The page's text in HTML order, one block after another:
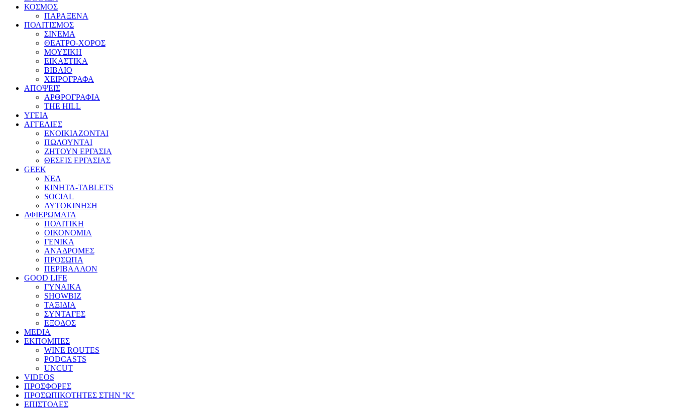
ΚΟΣΜΟΣ
ΠΑΡΑΞΕΝΑ
ΠΟΛΙΤΙΣΜΟΣ
ΣΙΝΕΜΑ
ΘΕΑΤΡΟ-ΧΟΡΟΣ
ΜΟΥΣΙΚΗ
ΕΙΚΑΣΤΙΚΑ
ΒΙΒΛΙΟ
ΧΕΙΡΟΓΡΑΦΑ
ΑΠΟΨΕΙΣ
ΑΡΘΡΟΓΡΑΦΙΑ
THE HILL
ΥΓΕΙΑ
ΑΓΓΕΛΙΕΣ
ΕΝΟΙΚΙΑΖΟΝΤΑΙ
ΠΩΛΟΥΝΤΑΙ
ΖΗΤΟΥΝ ΕΡΓΑΣΙΑ
ΘΕΣΕΙΣ ΕΡΓΑΣΙΑΣ
GEEK
ΝΕΑ
ΚΙΝΗΤΑ-TABLETS
SOCIAL
ΑΥΤΟΚΙΝΗΣΗ
ΑΦΙΕΡΩΜΑΤΑ
ΠΟΛΙΤΙΚΗ
ΟΙΚΟΝΟΜΙΑ
ΓΕΝΙΚΑ
ΑΝΑΔΡΟΜΕΣ
ΠΡΟΣΩΠΑ
ΠΕΡΙΒΑΛΛΟΝ
GOOD LIFE
ΓΥΝΑΙΚΑ
SHOWBIZ
ΤΑΞΙΔΙΑ
ΣΥΝΤΑΓΕΣ
ΕΞΟΔΟΣ
MEDIA
ΕΚΠΟΜΠΕΣ
WINE ROUTES
PODCASTS
UNCUT
VIDEOS
ΠΡΟΣΦΟΡΕΣ
ΠΡΟΣΩΠΙΚΟΤΗΤΕΣ ΣΤΗΝ ''Κ''
ΕΠΙΣΤΟΛΕΣ